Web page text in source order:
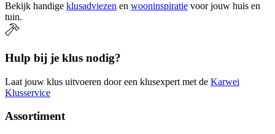
Bekijk handige klusadviezen en wooninspiratie voor jouw huis en
tuin.
Hulp bij je klus nodig?
Laat jouw klus uitvoeren door een klusexpert met de Karwei
Klusservice
Assortiment